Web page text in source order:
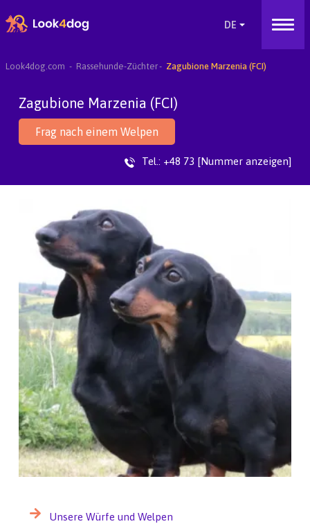
Look4dog.com Rassehunde-Züchter Zagubione Marzenia (FCI)
Zagubione Marzenia (FCI)
Frag nach einem Welpen
Tel.: +48 73 [Nummer anzeigen]
Unsere Würfe und Welpen